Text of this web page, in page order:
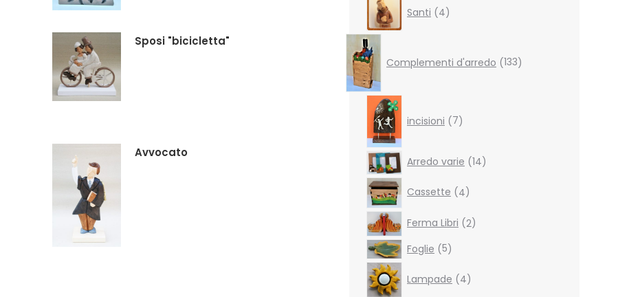
Sposi "bicicletta"
Avvocato
Santi 4products
Complementi d'arredo 133
products
incisioni 7products
Arredo varie 1414
products
Cassette
4
4
products
Ferma Libri 22
products
Foglie 55
Lampade
4products